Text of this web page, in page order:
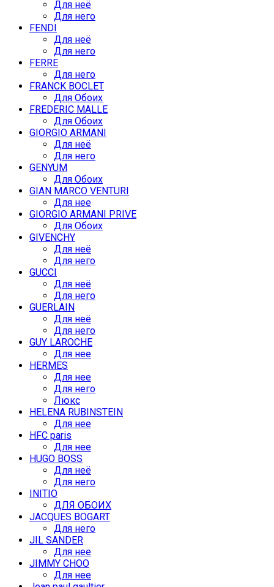
Для неё
Для него
FENDI
Для неё
Для него
FERRE
Для него
FRANCK BOCLET
Для Обоих
FREDERIC MALLE
Для Обоих
GIORGIO ARMANI
Для неё
Для него
GENYUM
Для Обоих
GIAN MARCO VENTURI
Для нее
GIORGIO ARMANI PRIVE
Для Обоих
GIVENCHY
Для неё
Для него
GUCCI
Для неё
Для него
GUERLAIN
Для неё
Для него
GUY LAROCHE
Для нее
HERMES
Для нее
Для него
Люкс
HELENA RUBINSTEIN
Для нее
HFC paris
Для нее
HUGO BOSS
Для неё
Для него
INITIO
ДЛЯ ОБОИХ
JACQUES BOGART
Для него
JIL SANDER
Для нее
JIMMY CHOO
Для нее